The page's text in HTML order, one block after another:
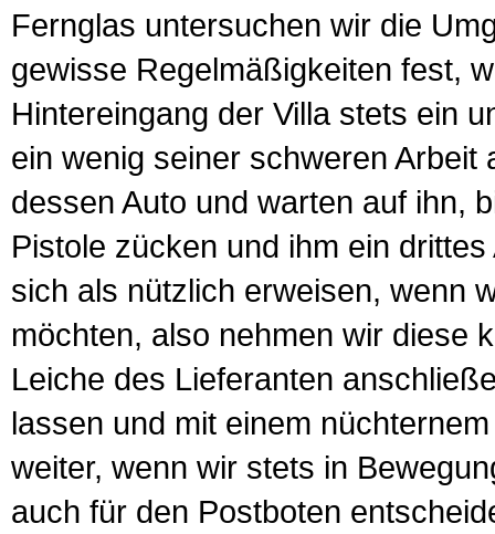
Fernglas untersuchen wir die
gewisse Regelmäßigkeiten fest,
Hintereingang der Villa stets ein
ein wenig seiner schweren
dessen Auto und warten auf ihn,
Pistole zücken und ihm ein
sich als nützlich erweisen, wenn
möchten, also nehmen wir diese
Leiche des Lieferanten
lassen und mit einem
weiter, wenn wir stets in
auch für den Postboten